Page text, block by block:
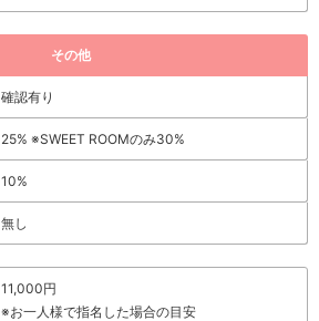
その他
確認有り
25% ※SWEET ROOMのみ30%
10%
無し
11,000円
※お一人様で指名した場合の目安